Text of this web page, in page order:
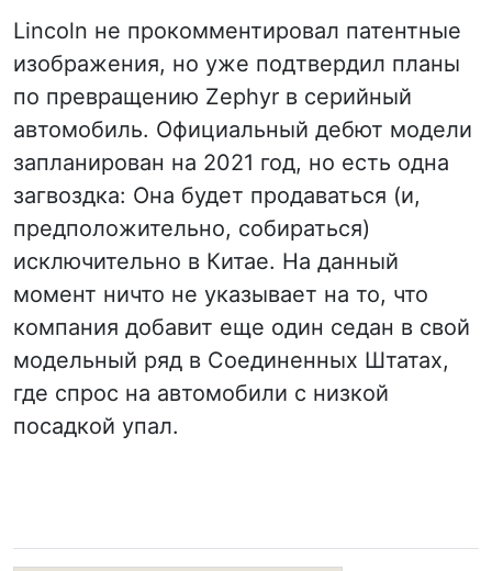
Lincoln не прокомментировал патентные
изображения, но уже подтвердил планы
по превращению Zephyr в серийный
автомобиль. Официальный дебют модели
запланирован на 2021 год, но есть одна
загвоздка: Она будет продаваться (и,
предположительно, собираться)
исключительно в Китае. На данный
момент ничто не указывает на то, что
компания добавит еще один седан в свой
модельный ряд в Соединенных Штатах,
где спрос на автомобили с низкой
посадкой упал.